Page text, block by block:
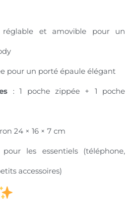
réglable et amovible pour un
pour un porté épaule élégant
: 1 poche zippée + 1 poche
24 × 16 × 7 cm
les essentiels (téléphone,
accessoires)